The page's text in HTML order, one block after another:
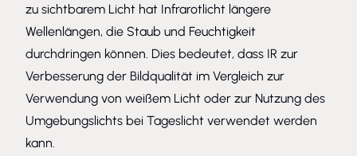
zu sichtbarem Licht hat Infrarotlicht längere
Wellenlängen, die Staub und Feuchtigkeit
durchdringen können. Dies bedeutet, dass IR zur
Verbesserung der Bildqualität im Vergleich zur
Verwendung von weißem Licht oder zur Nutzung des
Umgebungslichts bei Tageslicht verwendet werden
kann.